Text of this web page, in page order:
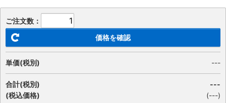
ご注文数：
価格を確認
単価(税別) ---
合計(税別)
(税込価格)
---
(---)